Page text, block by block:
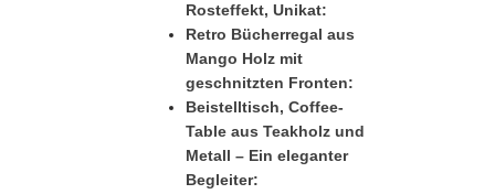
Rosteffekt, Unikat:
Retro Bücherregal aus
Mango Holz mit
geschnitzten Fronten:
Beistelltisch, Coffee-
Table aus Teakholz und
Metall – Ein eleganter
Begleiter: